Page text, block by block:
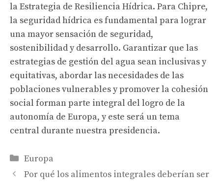
la Estrategia de Resiliencia Hídrica. Para Chipre,
la seguridad hídrica es fundamental para lograr
una mayor sensación de seguridad,
sostenibilidad y desarrollo. Garantizar que las
estrategias de gestión del agua sean inclusivas y
equitativas, abordar las necesidades de las
poblaciones vulnerables y promover la cohesión
social forman parte integral del logro de la
autonomía de Europa, y este será un tema
central durante nuestra presidencia.
Categories
Europa
Por qué los alimentos integrales deberían ser